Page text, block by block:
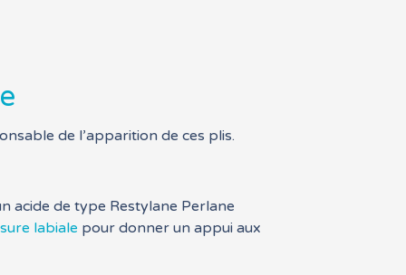
de l’apparition de ces plis.
acide de type Restylane Perlane
labiale pour donner un appui aux